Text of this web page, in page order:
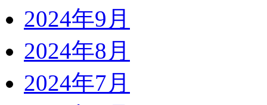
2024年9月
2024年8月
2024年7月